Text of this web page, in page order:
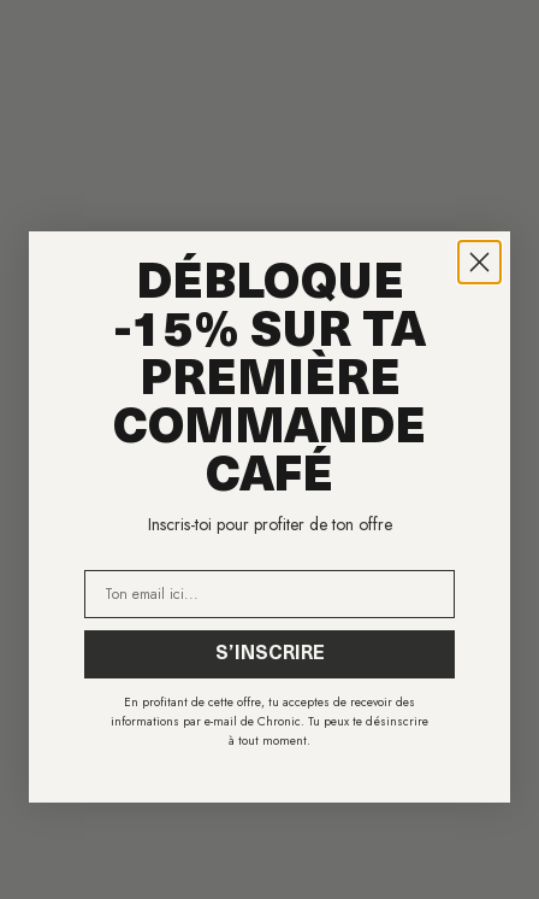
DÉBLOQUE
-15% SUR TA
PREMIÈRE
COMMANDE
CAFÉ
Inscris-toi pour profiter de ton offre
S’INSCRIRE
En profitant de cette offre, tu acceptes de recevoir des
informations par e-mail de Chronic. Tu peux te désinscrire
à tout moment.